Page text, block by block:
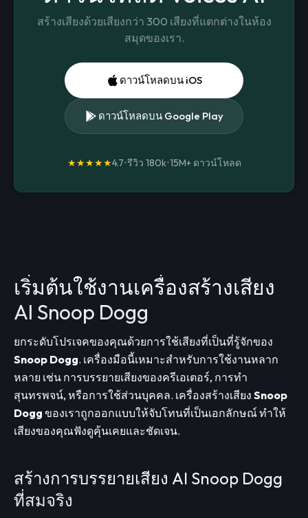
สร้างเสียงด้วยเสียงกว่า 300 เสียงที่แตกต่างในห้อง
สมุดของเรา.
ดาวน์โหลดบน iOS
ดาวน์โหลดบน Google Play
★★★★★4.7•รีวิว 180k•15M+ ดาวน์โหลด
เริ่มต้นใช้งานเครื่องสร้างเสียง
AI Snoop Dogg
ยกระดับโปรเจคของคุณด้วยการใช้เสียงที่เป็นที่รู้จักของ
Snoop Dogg. เครื่องมือนี้เหมาะสำหรับการใช้งานหลาก
หลาย เช่น การบรรยายเสียงของครีเอเตอร์, การทำ
สุนทรพจน์, หรือการใช้ส่วนบุคคล. เครื่องสร้างเสียง Snoop
Dogg ของเราถูกออกแบบให้จับโทนที่เป็นเอกลักษณ์ ทำให้
เสียงของคุณฟังดูคุ้นเคยและชัดเจน.
สร้างการบรรยายเสียง AI Snoop Dogg
ที่สมจริง